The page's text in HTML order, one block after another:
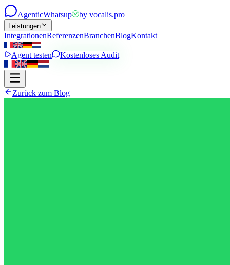
AgenticWhatsup by vocalis.pro
Leistungen
IntegrationenReferenzenBranchenBlogKontakt
Agent testen Kostenloses Audit
Zurück zum Blog